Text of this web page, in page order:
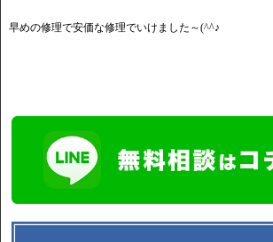
早めの修理で安価な修理でいけました～(^^♪